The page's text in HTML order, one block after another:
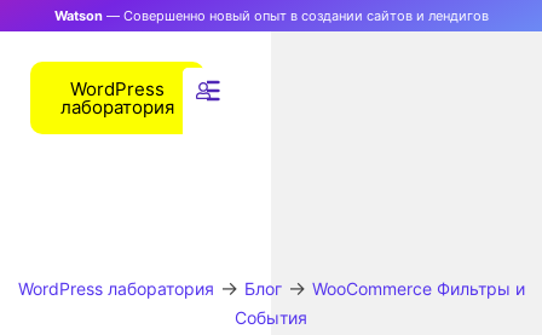
Watson— Совершенно новый опыт в создании сайтов и лендигов
WordPress
лаборатория
WordPress лаборатория → Блог→ WooCommerce Фильтры и
События